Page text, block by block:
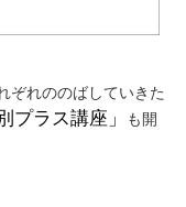
ぞれののばしていきた
プラス講座」
も開